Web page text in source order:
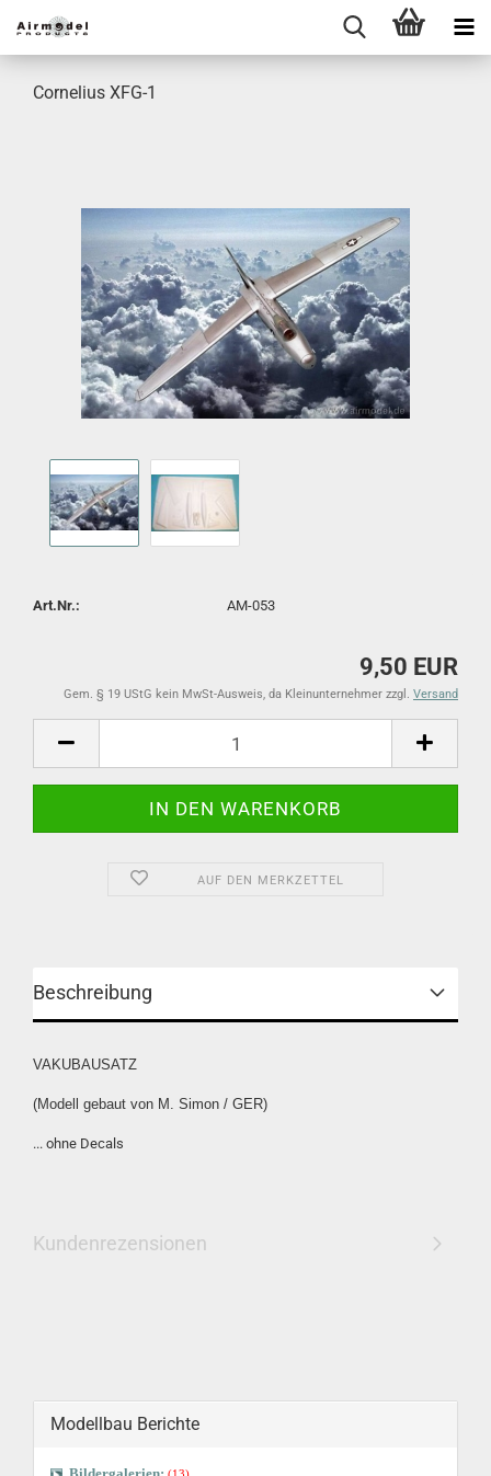
Cornelius XFG-1
Art.Nr.: AM-053
9,50 EUR
Gem. § 19 UStG kein MwSt-Ausweis, da Kleinunternehmer zzgl. Versand
AUF DEN MERKZETTEL
Beschreibung
VAKUBAUSATZ
(Modell gebaut von M. Simon / GER)
... ohne Decals
Kundenrezensionen
Modellbau Berichte